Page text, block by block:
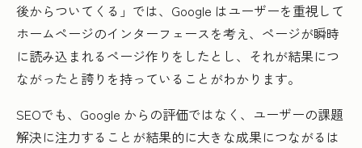
後からついてくる」では、Google はユーザーを重視して
ホームページのインターフェースを考え、ページが瞬時
に読み込まれるページ作りをしたとし、それが結果につ
ながったと誇りを持っていることがわかります。
SEOでも、Google からの評価ではなく、ユーザーの課題
解決に注力することが結果的に大きな成果につながるは